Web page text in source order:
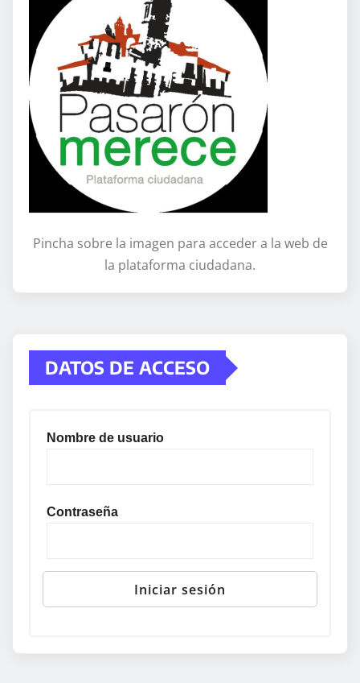
Pincha sobre la imagen para acceder a la web de
la plataforma ciudadana.
DATOS DE ACCESO
Nombre de usuario
Contraseña